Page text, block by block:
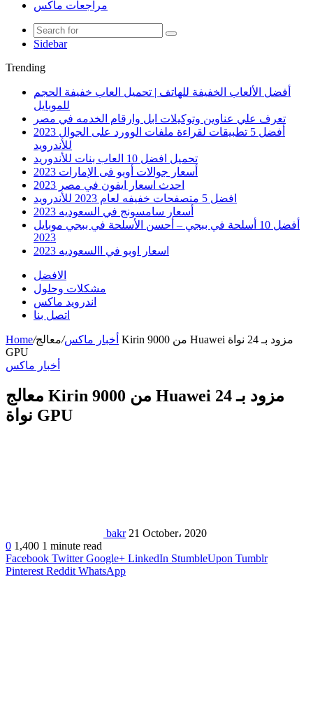
مراجعات ماكس
Sidebar
Trending
أفضل الألعاب الخفيفة للهاتف | تحميل العاب خفيفة الحجم
للموبايل
تعرف علي عناوين وتوكيلات ابل وارقام الخدمه في مصر
أفضل 5 تطبيقات لقراءة ملفات الوورد على الجوال 2023
للأندرويد
تحميل افضل 10 العاب بنات للأندوريد
أسعار جوالات أوبو فى الإمارات 2023
احدث اسعار ايفون في مصر 2023
افضل 5 متصفحات خفيفه لعام 2023 للأندرويد
أسعار سامسونج في السعوديه 2023
أفضل 10 أسلحة في ببجي – أحسن الأسلحة في ببجي موبايل
2023
اسعار اوبو في االسعوديه 2023
الافضل
مشكلات وحلول
اندرويد ماكس
اتصل بنا
Home/ أخبار ماكس/معالج Kirin 9000 من Huawei مزود بـ 24 نواة
GPU
أخبار ماكس
معالج Kirin 9000 من Huawei مزود بـ 24
نواة GPU
bakr 21 October، 2020
0 1,400 1 minute read
Facebook Twitter Google+ LinkedIn StumbleUpon Tumblr
Pinterest Reddit WhatsApp